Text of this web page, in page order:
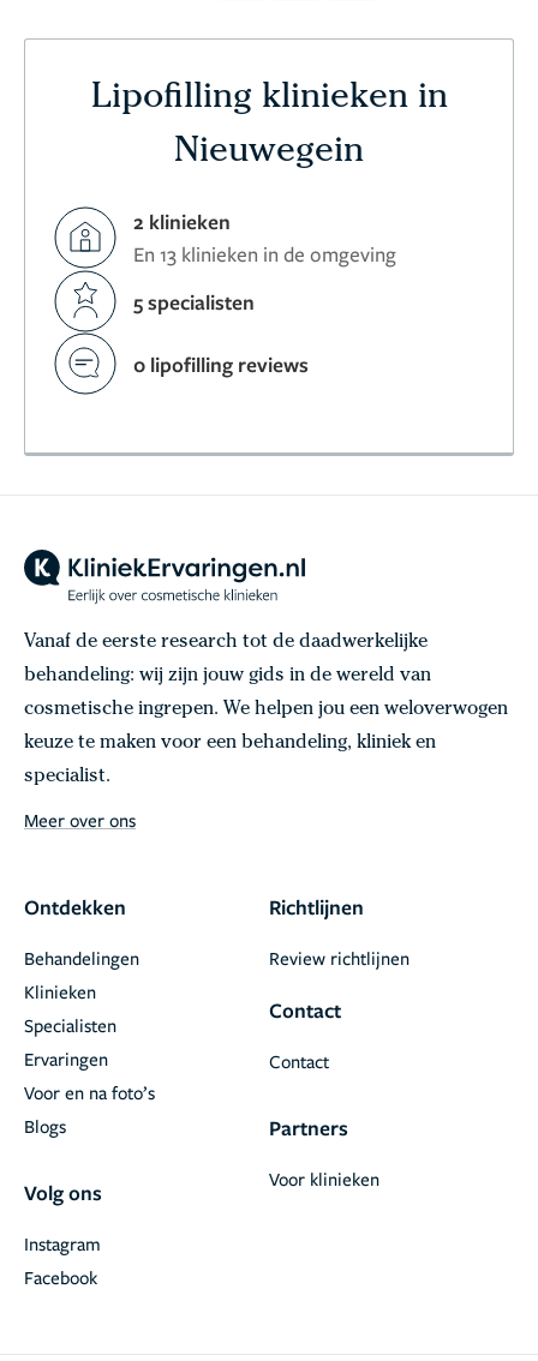
Lipofilling klinieken in
Nieuwegein
2 klinieken
En 13 klinieken in de omgeving
5 specialisten
0 lipofilling reviews
Vanaf de eerste research tot de daadwerkelijke
behandeling: wij zijn jouw gids in de wereld van
cosmetische ingrepen. We helpen jou een weloverwogen
keuze te maken voor een behandeling, kliniek en
specialist.
Meer over ons
Ontdekken
Behandelingen
Klinieken
Specialisten
Ervaringen
Voor en na foto’s
Blogs
Volg ons
Facebook
Instagram
Richtlijnen
Review richtlijnen
Contact
Contact
Partners
Voor klinieken